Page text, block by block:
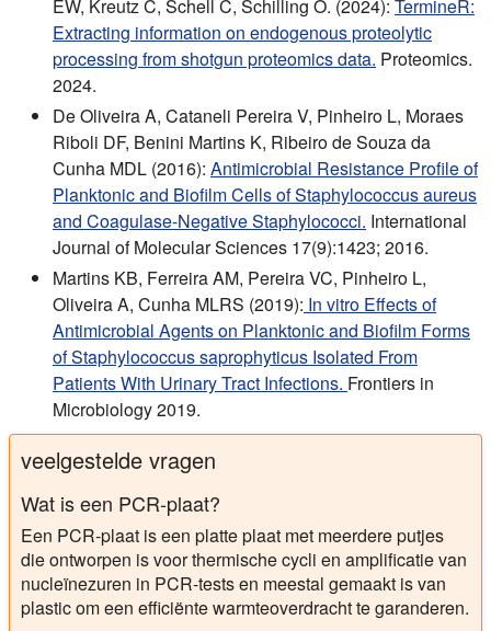
EW, Kreutz C, Schell C, Schilling O. (2024): TermineR:
Extracting information on endogenous proteolytic
processing from shotgun proteomics data. Proteomics.
2024.
De Oliveira A, Cataneli Pereira V, Pinheiro L, Moraes
Riboli DF, Benini Martins K, Ribeiro de Souza da
Cunha MDL (2016): Antimicrobial Resistance Profile of
Planktonic and Biofilm Cells of Staphylococcus aureus
and Coagulase-Negative Staphylococci. International
Journal of Molecular Sciences 17(9):1423; 2016.
Martins KB, Ferreira AM, Pereira VC, Pinheiro L,
Oliveira A, Cunha MLRS (2019): In vitro Effects of
Antimicrobial Agents on Planktonic and Biofilm Forms
of Staphylococcus saprophyticus Isolated From
Patients With Urinary Tract Infections. Frontiers in
Microbiology 2019.
veelgestelde vragen
Wat is een PCR-plaat?
Een PCR-plaat is een platte plaat met meerdere putjes
die ontworpen is voor thermische cycli en amplificatie van
nucleïnezuren in PCR-tests en meestal gemaakt is van
plastic om een efficiënte warmteoverdracht te garanderen.